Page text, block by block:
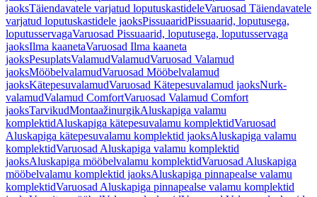
jaoksTäiendavatele varjatud loputuskastideleVaruosad Täiendavatele
varjatud loputuskastidele jaoksPissuaaridPissuaarid, loputusega,
loputusservagaVaruosad Pissuaarid, loputusega, loputusservaga
jaoksIlma kaanetaVaruosad Ilma kaaneta
jaoksPesuplatsValamudValamudVaruosad Valamud
jaoksMööbelvalamudVaruosad Mööbelvalamud
jaoksKätepesuvalamudVaruosad Kätepesuvalamud jaoksNurk-
valamudValamud ComfortVaruosad Valamud Comfort
jaoksTarvikudMontaažinurgikAluskapiga valamu
komplektidAluskapiga kätepesuvalamu komplektidVaruosad
Aluskapiga kätepesuvalamu komplektid jaoksAluskapiga valamu
komplektidVaruosad Aluskapiga valamu komplektid
jaoksAluskapiga mööbelvalamu komplektidVaruosad Aluskapiga
mööbelvalamu komplektid jaoksAluskapiga pinnapealse valamu
komplektidVaruosad Aluskapiga pinnapealse valamu komplektid